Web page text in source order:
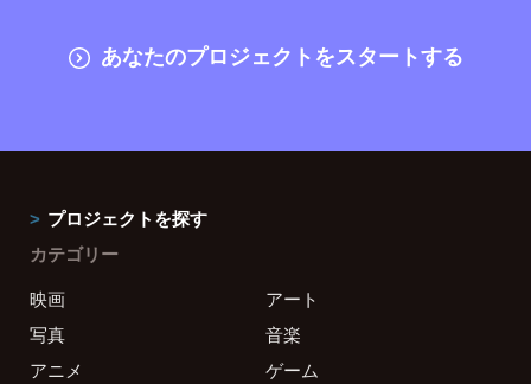
あなたのプロジェクトをスタートする
プロジェクトを探す
カテゴリー
映画
アート
写真
音楽
アニメ
ゲーム